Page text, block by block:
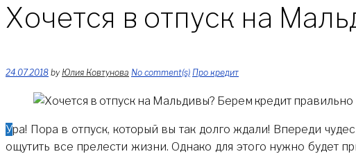
Хочется в отпуск на
24.07.2018 by Юлия Ковтунова No comment(s) Про кредит
Ура! Пора в отпуск, который вы так долго ждали! Впереди чудесное время, когда можно отдохнуть от забот и хлопот, наконец, поехать на море, поваляться на пляже и
ощутить все прелести жизни. Однако для этого нужно будет